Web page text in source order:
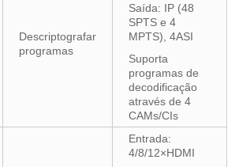
Descriptografar
programas
Saída: IP (48
SPTS e 4
MPTS), 4ASI
Suporta
programas de
decodificação
através de 4
CAMs/CIs
Entrada:
4/8/12×HDMI